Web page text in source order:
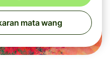
mata wang